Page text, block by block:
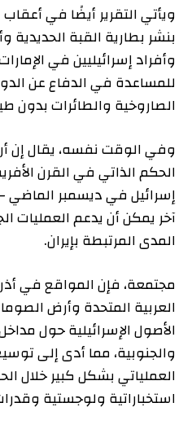
ويأتي التقرير أيضًا في
بنشر بطارية القبة
وأفراد إسرائيليين في
للمساعدة في الدفاع عن
الصاروخية والطائرات بدون
وفي الوقت نفسه، يقال إن
الحكم الذاتي في القرن
إسرائيل في ديسمبر الماضي
آخر يمكن أن يدعم العمليات
المدى المرتبطة بإيران.
مجتمعة، فإن المواقع في
العربية المتحدة وأرض
الأصول الإسرائيلية حول
والجنوبية، مما أدى إلى
العملياتي بشكل كبير خلال
استخباراتية ولوجستية